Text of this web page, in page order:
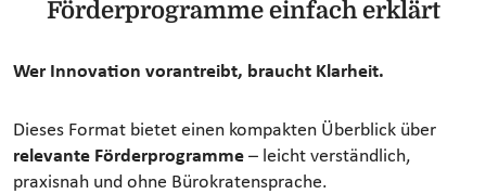
Förderprogramme einfach erklärt
Wer Innovation vorantreibt, braucht Klarheit.
Dieses Format bietet einen kompakten Überblick über
relevante Förderprogramme – leicht verständlich,
praxisnah und ohne Bürokratensprache.